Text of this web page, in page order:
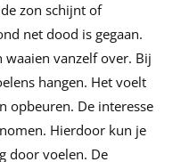
zon schijnt of
net dood is gegaan.
waaien vanzelf over. Bij
hangen. Het voelt
opbeuren. De interesse
Hierdoor kun je
door voelen. De